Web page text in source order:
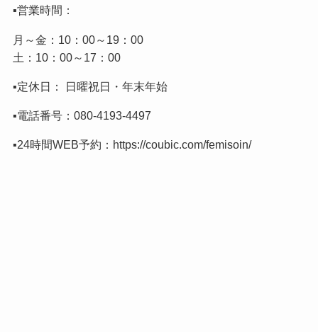
▪️営業時間：
月～金：10：00～19：00
土：10：00～17：00
▪️定休日： 日曜祝日・年末年始
▪️電話番号： 080-4193-4497
▪️24時間WEB予約： https://coubic.com/femisoin/